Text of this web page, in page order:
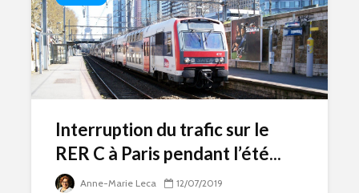
Interruption du trafic sur le
RER C à Paris pendant l’été...
Anne-Marie Leca 12/07/2019